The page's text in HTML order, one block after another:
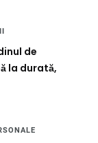
de
la durată,